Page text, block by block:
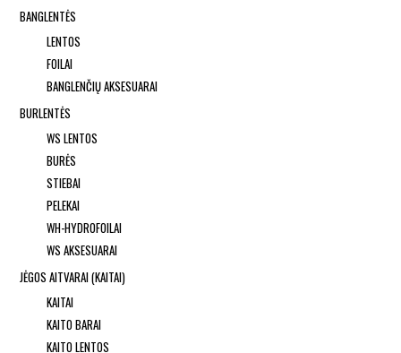
BANGLENTĖS
LENTOS
FOILAI
BANGLENČIŲ AKSESUARAI
BURLENTĖS
WS LENTOS
BURĖS
STIEBAI
PELEKAI
WH-HYDROFOILAI
WS AKSESUARAI
JĖGOS AITVARAI (KAITAI)
KAITAI
KAITO BARAI
KAITO LENTOS